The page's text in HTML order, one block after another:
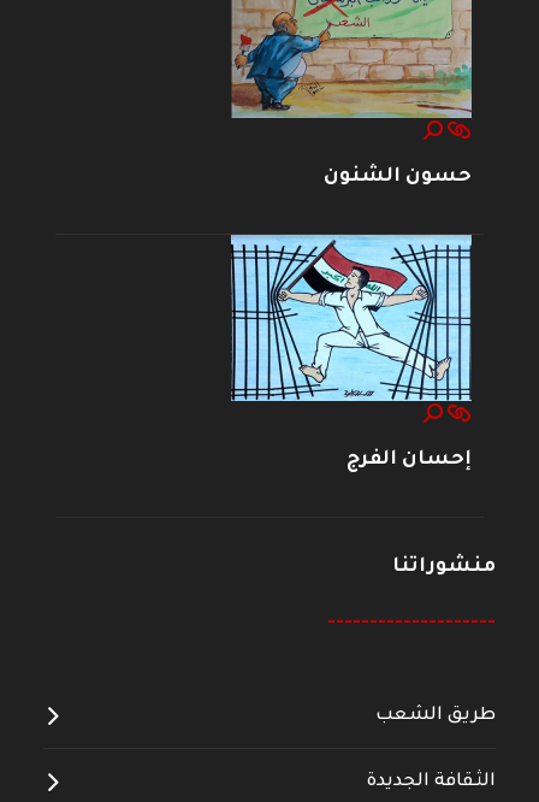
حسون الشنون
إحسان الفرج
منشوراتنا
--------------------
طريق الشعب
الثقافة الجديدة